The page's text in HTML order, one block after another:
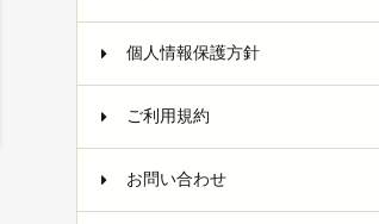
個人情報保護方針
ご利用規約
お問い合わせ